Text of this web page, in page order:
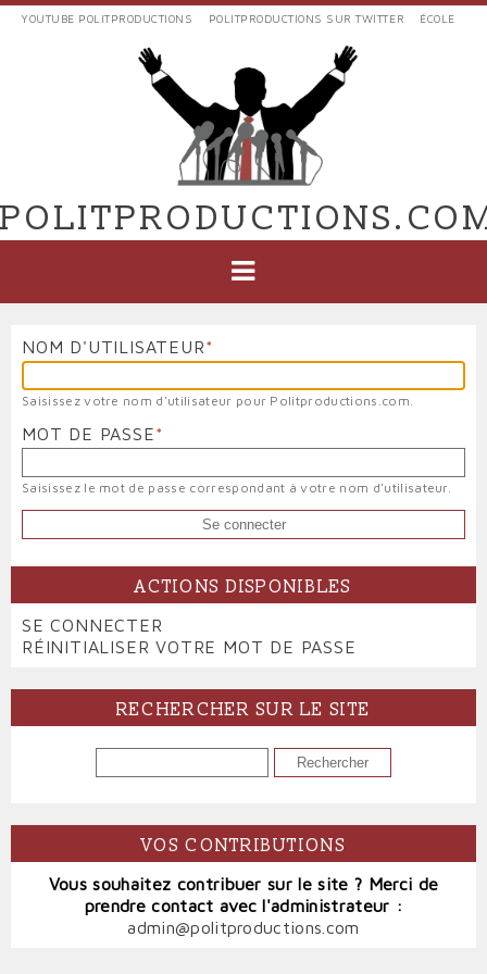
Aller
EXTERNES
POLIT'PRODUCTIONS
YOUTUBE POLITPRODUCTIONS POLITPRODUCTIONS SUR TWITTER ÉCOLE
NOM D'UTILISATEUR
Saisissez votre nom d'utilisateur pour Politproductions.com.
MOT DE PASSE
Saisissez le mot de passe correspondant à votre nom d'utilisateur.
ACTIONS DISPONIBLES
PRIMARY
TABS
SE CONNECTER
ACTIF)
RÉINITIALISER VOTRE MOT DE PASSE
RECHERCHER SUR LE SITE
VOS CONTRIBUTIONS
Vous souhaitez contribuer sur le site ? Merci de
prendre contact avec l'administrateur :
admin@politproductions.com